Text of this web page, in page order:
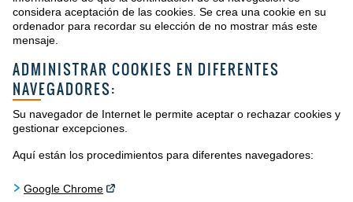
considera aceptación de las cookies. Se crea una cookie en su
ordenador para recordar su elección de no mostrar más este
mensaje.
ADMINISTRAR COOKIES EN DIFERENTES
NAVEGADORES:
Su navegador de Internet le permite aceptar o rechazar cookies y
gestionar excepciones.
Aquí están los procedimientos para diferentes navegadores:
Google Chrome